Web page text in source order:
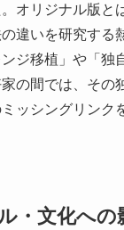
オリジナル版と
の違いを研究する
ジ移植」や「独
の間では、その
ッシングリンク
・文化への